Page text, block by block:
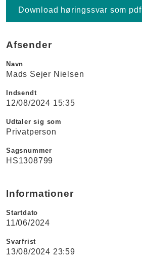
Download høringssvar som pdf
Afsender
Navn
Mads Sejer Nielsen
Indsendt
12/08/2024 15:35
Udtaler sig som
Privatperson
Sagsnummer
HS1308799
Informationer
Startdato
11/06/2024
Svarfrist
13/08/2024 23:59